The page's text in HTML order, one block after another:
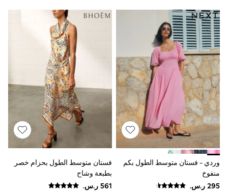
Skirts
Shirts
Polo Shirts
Sweatshirts
Cardigans
Coats & Jackets
Underwear
Socks & Tights
Multipacks
All Girls Sports & Swimwear
Trainers & Pumps
Swimwear
Tops
Leggings
Shorts
Joggers
adidas
Shop All
وردي - فستان متوسط الطول بكم
منفوخ
فستان متوسط الطول بحزام خصر
بطبعة وشاح